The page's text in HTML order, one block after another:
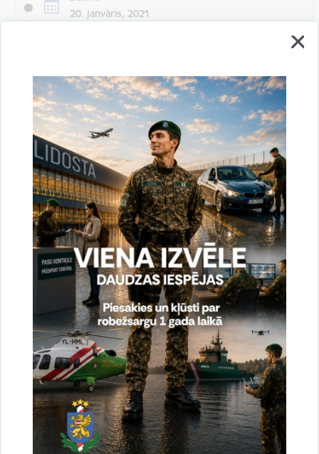
20. janvāris, 2021
Atrašanās vieta
Ziedu nolikšana II Meža kapos un pie
Brīvības pieminekļa
Valsts robežsardzes priekšnieka vietnieks noliks ziedus
II Meža kapos un pie Brīvības pieminekļa par godu
1991. gada…
Atceres pasākums
Datums
5. februāris, 2021